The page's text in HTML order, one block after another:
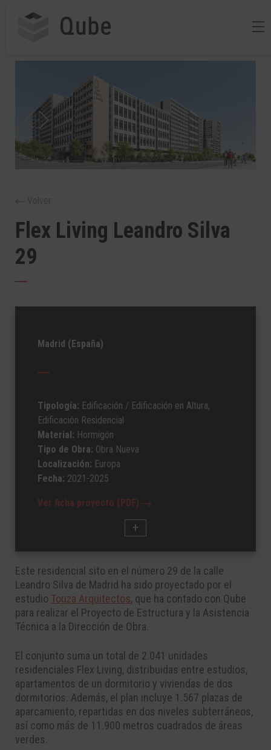
Flex Living Leandro Silva
29
Madrid (España)
Tipología: Edificación / Edificación en Altura,
Edificación Residencial
Material: Hormigón
Tipo de Obra: Obra Nueva
Localización: Europa
Fecha: 2021-2025
Ver ficha proyecto (PDF)
Este residencial sito en el número 29 de la calle
Leandro Silva de Madrid ha sido proyectado por el
estudio Touza Arquitectos, que ha contado con Qube
para realizar e l Proyecto de Estructura y la Asistencia
Técnica a la Dirección de Obra.
El conjunto suma un total de 2.041 unidades
residenciales Flex Living, distribuidas entre estudios,
apartamentos de un dormitorio y viviendas de dos
dormitorios. Además, el plan incluye 1.567 plazas de
aparcamiento, repartidas en dos niveles subterráneos,
así como más de 11.900 metros cuadrados de áreas
verdes.